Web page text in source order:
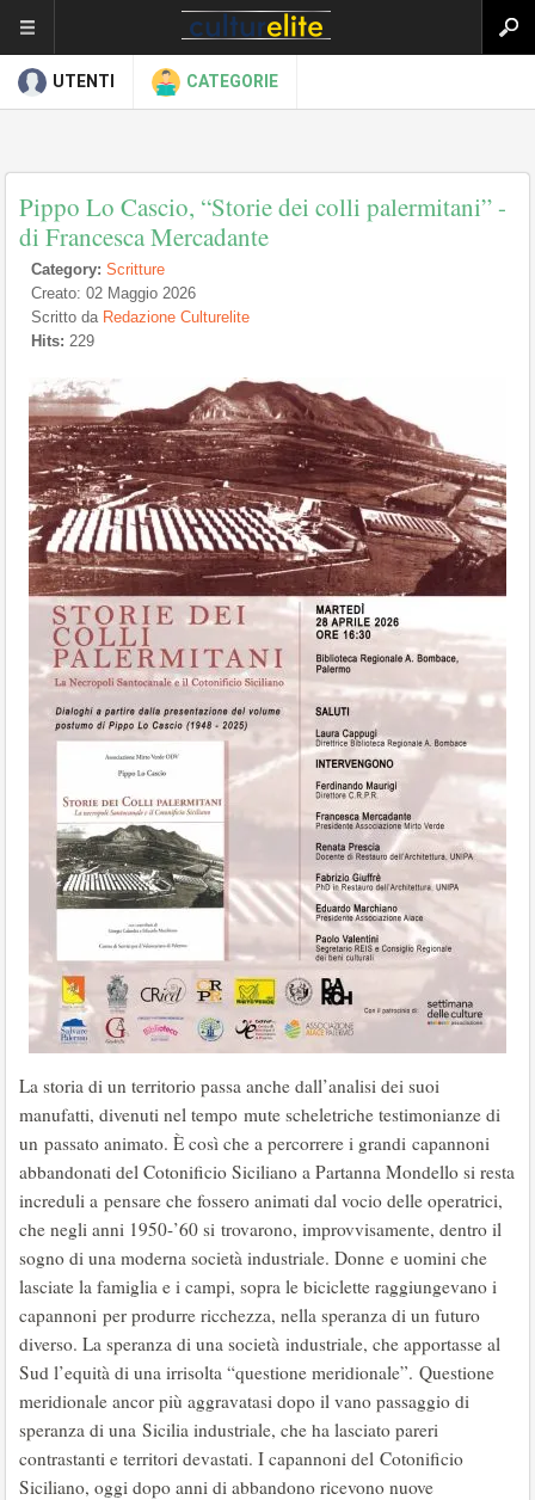
UTENTI CATEGORIE
Pippo Lo Cascio, “Storie dei colli palermitani” -
di Francesca Mercadante
Category: Scritture
Creato: 02 Maggio 2026
Scritto da Redazione Culturelite
Hits: 229
La storia di un territorio passa anche dall’analisi dei suoi
manufatti, divenuti nel tempo mute scheletriche testimonianze di
un passato animato. È così che a percorrere i grandi capannoni
abbandonati del Cotoniﬁcio Siciliano a Partanna Mondello si resta
increduli a pensare che fossero animati dal vocio delle operatrici,
che negli anni 1950-’60 si trovarono, improvvisamente, dentro il
sogno di una moderna società industriale. Donne e uomini che
lasciate la famiglia e i campi, sopra le biciclette raggiungevano i
capannoni per produrre ricchezza, nella speranza di un futuro
diverso. La speranza di una società industriale, che apportasse al
Sud l’equità di una irrisolta “questione meridionale”. Questione
meridionale ancor più aggravatasi dopo il vano passaggio di
speranza di una Sicilia industriale, che ha lasciato pareri
contrastanti e territori devastati. I capannoni del Cotoniﬁcio
Siciliano, oggi dopo anni di abbandono ricevono nuove